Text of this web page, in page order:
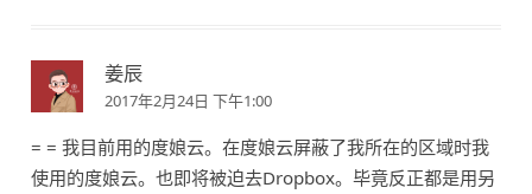
姜辰
2017年2月24日 下午1:00
= = 我目前用的度娘云。在度娘云屏蔽了我所在的区域时我
使用的度娘云。也即将被迫去Dropbox。毕竟反正都是用另